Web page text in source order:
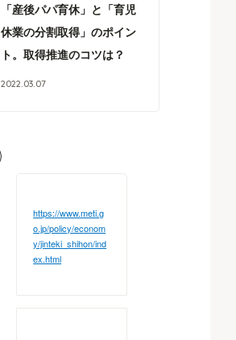
「産後パパ育休」と「育児
休業の分割取得」のポイン
ト。取得推進のコツは？
2022.03.07
https://www.meti.g
o.jp/policy/econom
y/jinteki_shihon/ind
ex.html